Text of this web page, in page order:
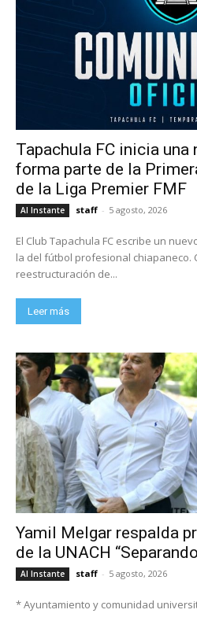
Tapachula FC inicia una
forma parte de la
de la Liga Premier FMF
Al Instante staff - 5 agosto, 2026
El Club Tapachula FC escribe un
la del fútbol profesional chiapaneco. Como resultado de la nueva
reestructuración de...
Leer más
Yamil Melgar respalda
de la UNACH
Al Instante staff - 5 agosto, 2026
* Ayuntamiento y comunidad